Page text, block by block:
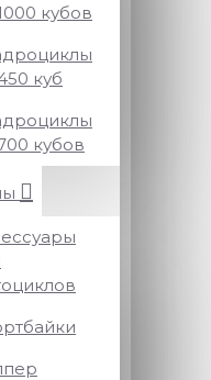
кубов
куб
кубов